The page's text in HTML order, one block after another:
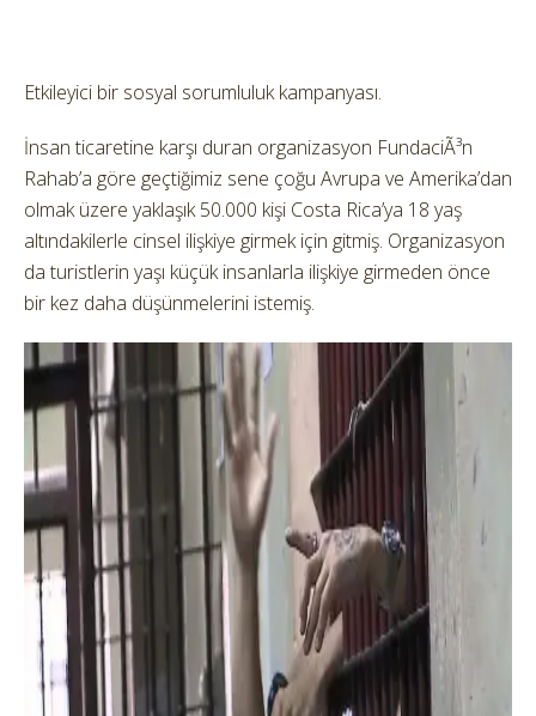
Etkileyici bir sosyal sorumluluk kampanyası.
İnsan ticaretine karşı duran organizasyon FundaciÃ³n
Rahab’a göre geçtiğimiz sene çoğu Avrupa ve Amerika’dan
olmak üzere yaklaşık 50.000 kişi Costa Rica’ya 18 yaş
altındakilerle cinsel ilişkiye girmek için gitmiş. Organizasyon
da turistlerin yaşı küçük insanlarla ilişkiye girmeden önce
bir kez daha düşünmelerini istemiş.